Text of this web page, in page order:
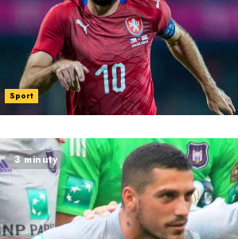
Sport
3 minuty